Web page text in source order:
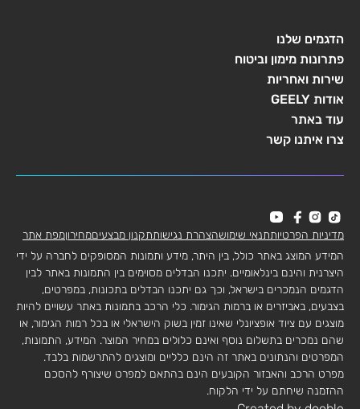
הדגמים שלנו
פתרונות מימון וביטוח
שירות ואחריות
אודות GEELY
עוד באתר
צרו איתנו קשר
מדיניות הפרטיותתנאי שימושהצהרת נגישותתקנון מבצעיםמחירוןמפת אתר
המידע המוצג באתר כולל, בין היתר, מידע ותמונות המסופקים לחברה על ידי
היצרנית והינם בינלאומיים. יתכנו הבדלים מסוימים בין התמונות באתר לבין
הדגמים הנמכרים בישראל, וכך גם יתכנו הבדלים בתכונות, במפרטים,
בצבעים, באביזרים או ברמות הגימור. כלי הרכב בתמונות באתר עשויים להיות
מוצגים עם ציוד אופציונלי שאינו זמין בשוק הישראלי או בכל רמות הגימור, או
שהם נמכרים בתשלום נוסף ואינם כלולים במחיר המוצר. המידע, התמונות,
המפרטים והנתונים באתר זה הינם כלליים ומוצגים להתרשמות בלבד.
מפרט הרכב והאבזור הקובעים הינם בהתאם למפרט שיצורף להסכם
ההזמנה שיחתם על ידי הלקוח.